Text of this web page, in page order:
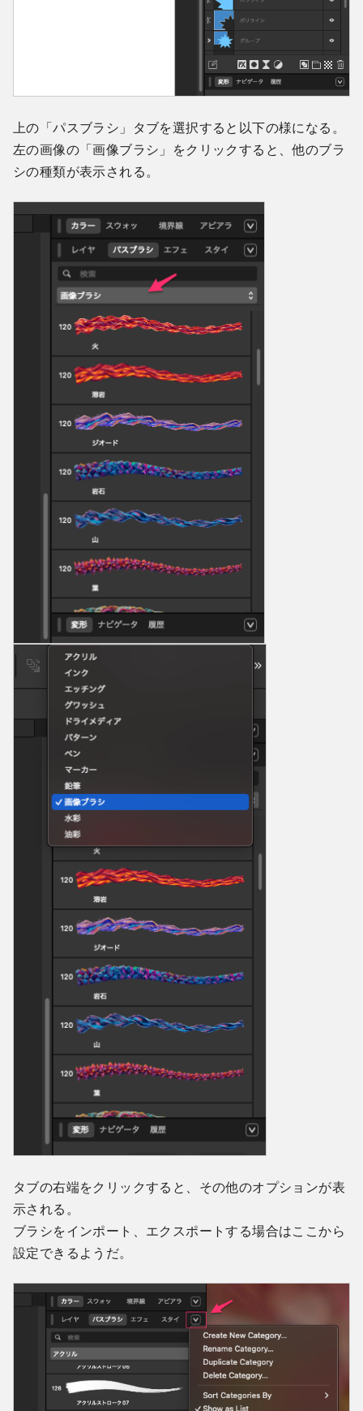
上の「パスブラシ」タブを選択すると以下の様になる。
左の画像の「画像ブラシ」をクリックすると、他のブラ
シの種類が表示される。
タブの右端をクリックすると、その他のオプションが表
示される。
ブラシをインポート、エクスポートする場合はここから
設定できるようだ。